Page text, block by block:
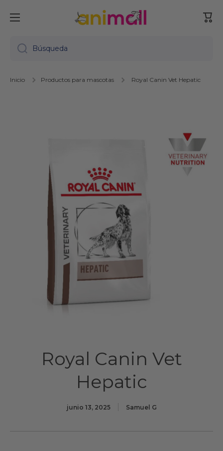
Ir directamente al contenido
Búsqueda
Inicio Productos para mascotas Royal Canin Vet Hepatic
Royal Canin Vet
Hepatic
junio 13, 2025 Samuel G